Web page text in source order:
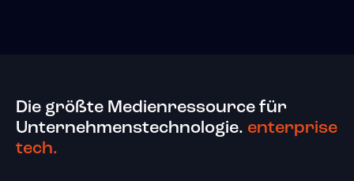
Die größte Medienressource für
Unternehmenstechnologie. enterprise
tech.